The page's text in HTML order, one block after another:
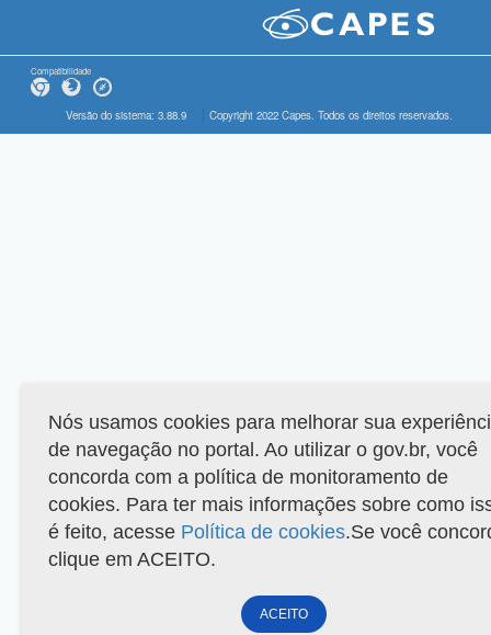
Compatibilidade
Versão do sistema: 3.88.9 Copyright 2022 Capes. Todos os direitos reservados.
Nós usamos cookies para melhorar sua
de navegação no portal. Ao utilizar o gov.br, você
concorda com a política de monitoramento de
cookies. Para ter mais informações sobre como
é feito, acesse Política de cookies.Se você
clique em ACEITO.
ACEITO